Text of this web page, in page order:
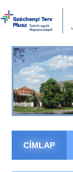
CÍMLAP